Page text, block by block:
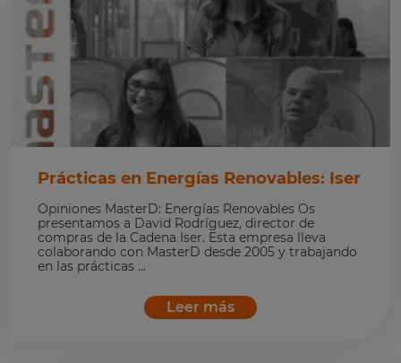
Prácticas en Energías Renovables: Iser
Opiniones MasterD: Energías Renovables Os
presentamos a David Rodríguez, director de
compras de la Cadena Iser. Esta empresa lleva
colaborando con MasterD desde 2005 y trabajando
en las prácticas ...
Leer más